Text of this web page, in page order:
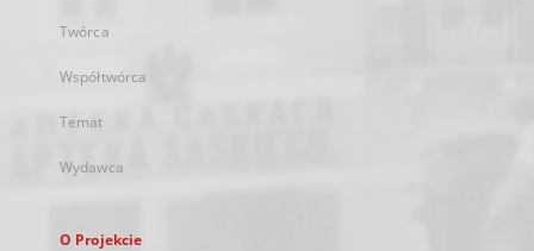
Twórca
Współtwórca
Temat
Wydawca
O Projekcie